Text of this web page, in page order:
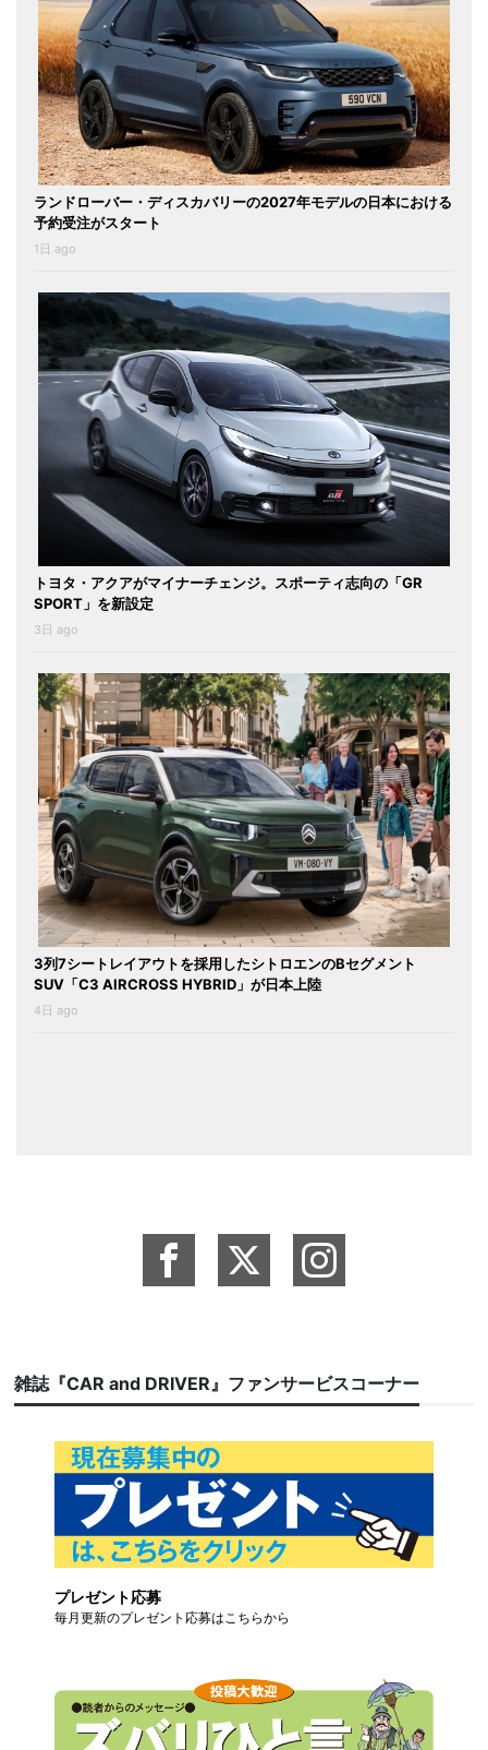
ランドローバー・ディスカバリーの2027年モデルの日本における
予約受注がスタート
1日 ago
トヨタ・アクアがマイナーチェンジ。スポーティ志向の「GR
SPORT」を新設定
3日 ago
3列7シートレイアウトを採用したシトロエンのBセグメント
SUV「C3 AIRCROSS HYBRID」が日本上陸
4日 ago
雑誌『CAR and DRIVER』ファンサービスコーナー
プレゼント応募
毎月更新のプレゼント応募はこちらから